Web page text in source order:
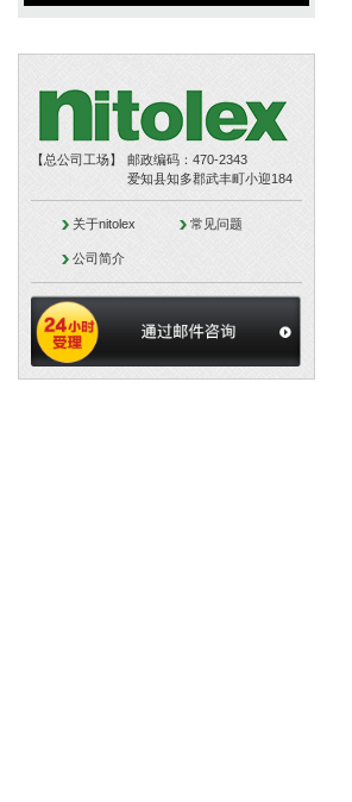
【总公司工场】
邮政编码：470-2343
爱知县知多郡武丰町小迎184
关于nitolex 常见问题
公司简介